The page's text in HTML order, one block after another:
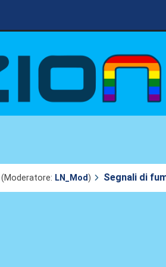
(Moderatore: LN_Mod) Segnali di